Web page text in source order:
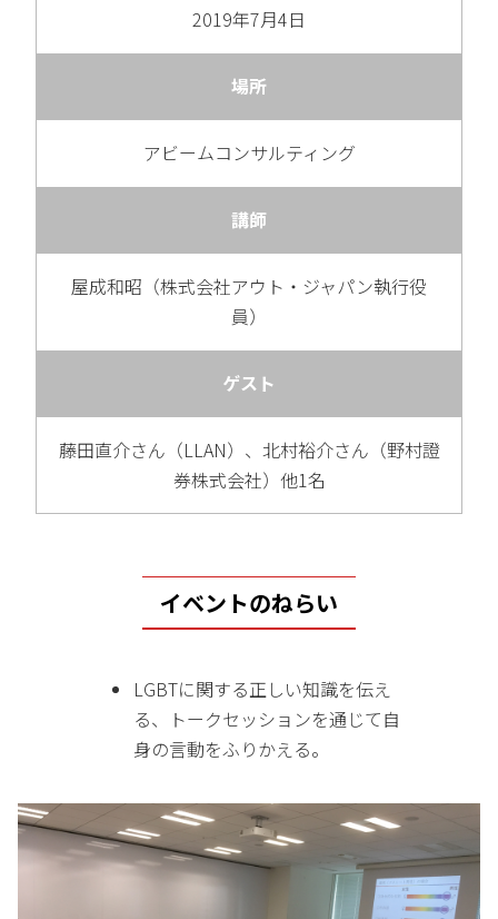
2019年7月4日
場所
アビームコンサルティング
講師
屋成和昭（株式会社アウト・ジャパン執行役
員）
ゲスト
藤田直介さん（LLAN）、北村裕介さん（野村證
券株式会社）他1名
イベントのねらい
LGBTに関する正しい知識を伝え
る、トークセッションを通じて自
身の言動をふりかえる。